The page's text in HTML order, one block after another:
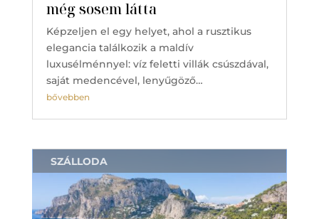
még sosem látta
Képzeljen el egy helyet, ahol a rusztikus
elegancia találkozik a maldív
luxusélménnyel: víz feletti villák csúszdával,
saját medencével, lenyűgöző…
bővebben
SZÁLLODA